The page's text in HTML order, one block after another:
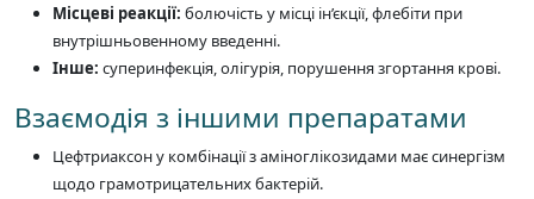
Місцеві реакції: болючість у місці ін’єкції, флебіти при
внутрішньовенному введенні.
Інше: суперинфекція, олігурія, порушення згортання крові.
Взаємодія з іншими препаратами
Цефтриаксон у комбінації з аміноглікозидами має синергізм
щодо грамотрицательних бактерій.